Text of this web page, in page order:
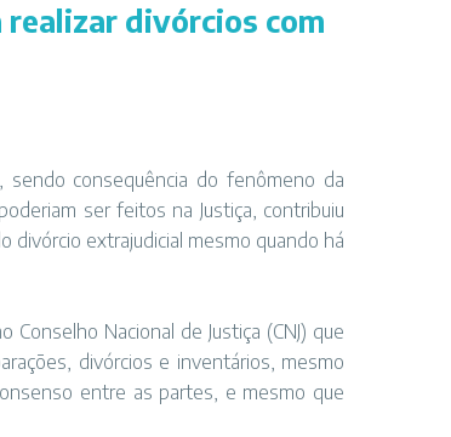
realizar divórcios com
consequência do fenômeno da
ser feitos na Justiça, contribuiu
divórcio extrajudicial mesmo quando há
Nacional de Justiça (CNJ) que
divórcios e inventários, mesmo
entre as partes, e mesmo que